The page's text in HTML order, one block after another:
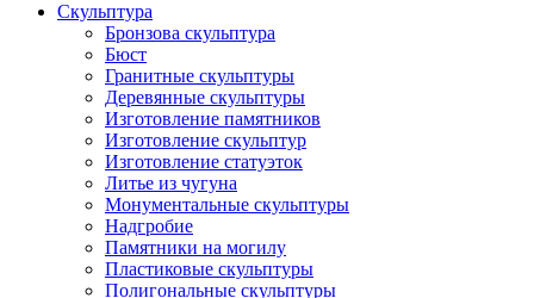
Скульптура
Бронзова скульптура
Бюст
Гранитные скульптуры
Деревянные скульптуры
Изготовление памятников
Изготовление скульптур
Изготовление статуэток
Литье из чугуна
Монументальные скульптуры
Надгробие
Памятники на могилу
Пластиковые скульптуры
Полигональные скульптуры